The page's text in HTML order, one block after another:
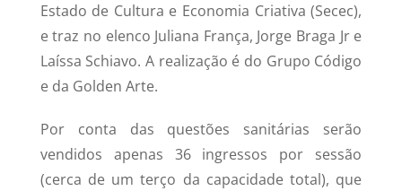
Estado de Cultura e Economia Criativa (Secec),
e traz no elenco Juliana França, Jorge Braga Jr e
Laíssa Schiavo. A realização é do Grupo Código
e da Golden Arte.
Por conta das questões sanitárias serão
vendidos apenas 36 ingressos por sessão
(cerca de um terço da capacidade total), que